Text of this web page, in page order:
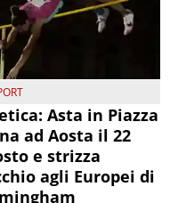
Asta in Piazza
ad Aosta il 22
e strizza
agli Europei di